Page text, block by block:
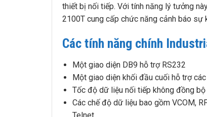
thiết bị nối tiếp. Với tính năng lý tưởng
2100T cung cấp chức năng cảnh báo
Các tính năng chính
Một giao diện DB9 hỗ trợ RS232
Một giao diện khối đầu cuối hỗ trợ
Tốc độ dữ liệu nối tiếp không đồng
Các chế độ dữ liệu bao gồm VCOM,